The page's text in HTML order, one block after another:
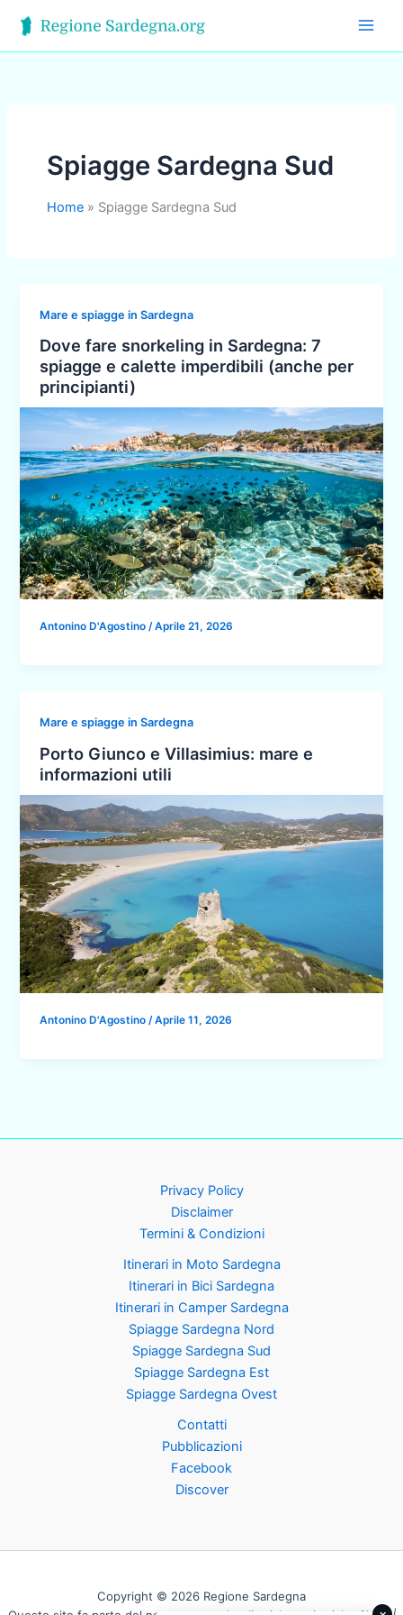
contenuto
Spiagge Sardegna Sud
Home Spiagge Sardegna Sud
Mare e spiagge in Sardegna
Dove fare snorkeling in Sardegna: 7
spiagge e calette imperdibili (anche per
principianti)
Antonino D'Agostino/Aprile 21, 2026
Mare e spiagge in Sardegna
Porto Giunco e Villasimius: mare e
informazioni utili
Antonino D'Agostino/Aprile 11, 2026
Privacy Policy
Disclaimer
Termini & Condizioni
Itinerari in Moto Sardegna
Itinerari in Bici Sardegna
Itinerari in Camper Sardegna
Spiagge Sardegna Nord
Spiagge Sardegna Sud
Spiagge Sardegna Est
Spiagge Sardegna Ovest
Contatti
Pubblicazioni
Facebook
Discover
Copyright © 2026 Regione Sardegna